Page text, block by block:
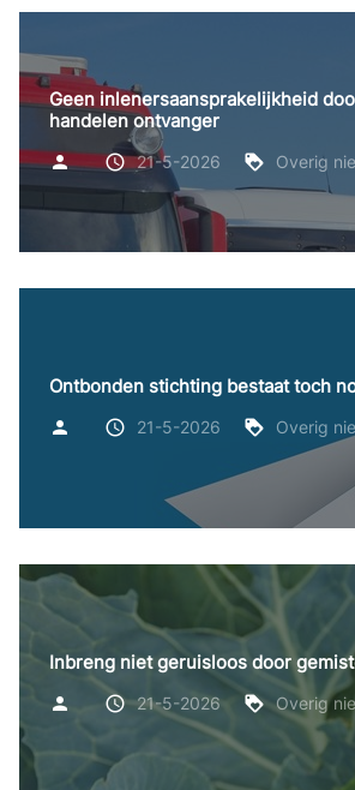
Geen inlenersaansprakelijkheid
handelen ontvanger
21-5-2026 Overig
Ontbonden stichting bestaat toch
21-5-2026 Overig
Inbreng niet geruisloos door
21-5-2026 Overig